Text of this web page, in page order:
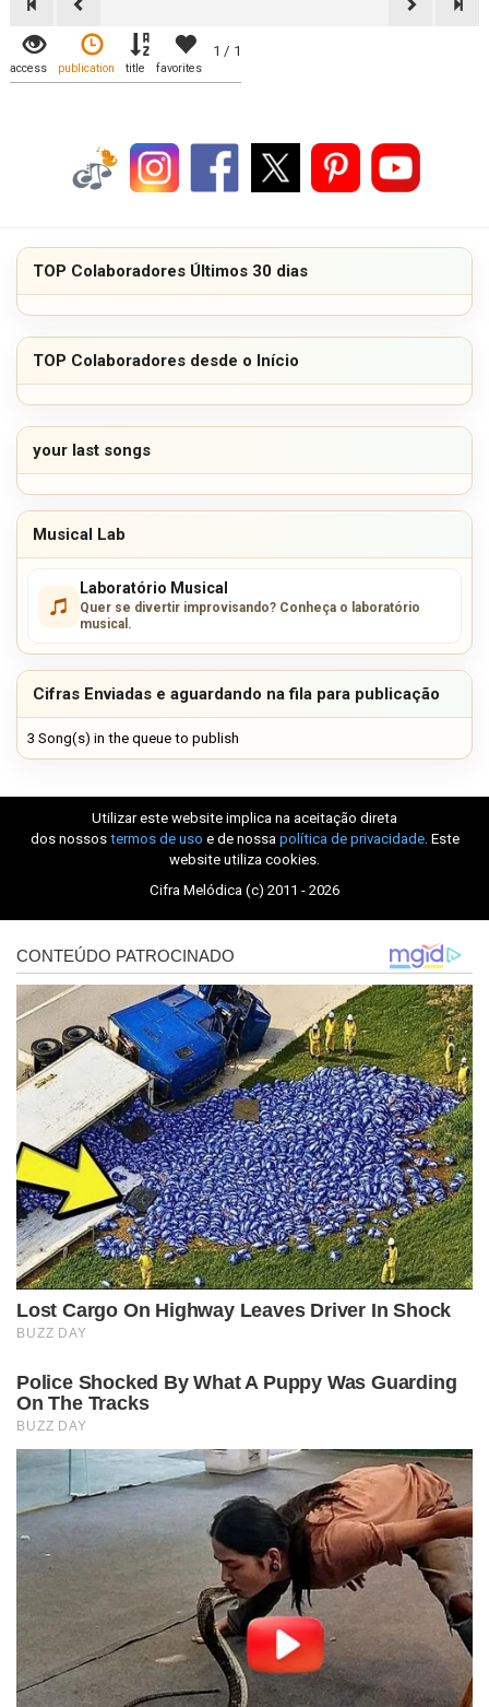
1 / 1
access publication title favorites
TOP Colaboradores Últimos 30 dias
TOP Colaboradores desde o Início
your last songs
Musical Lab
Laboratório Musical
Quer se divertir improvisando? Conheça o laboratório
musical.
Cifras Enviadas e aguardando na fila para publicação
3 Song(s) in the queue to publish
Utilizar este website implica na aceitação direta
dos nossos termos de uso e de nossa política de privacidade. Este
website utiliza cookies.
Cifra Melódica (c) 2011 - 2026